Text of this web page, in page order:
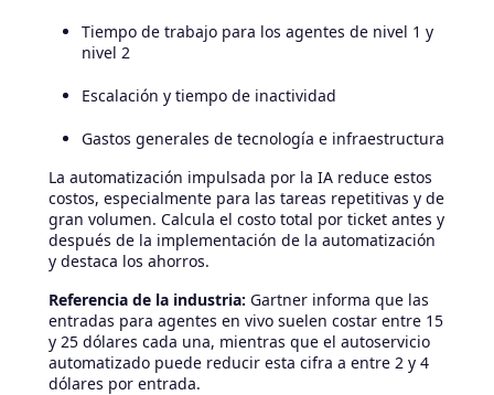
Tiempo de trabajo para los agentes de nivel 1 y
nivel 2
Escalación y tiempo de inactividad
Gastos generales de tecnología e infraestructura
La automatización impulsada por la IA reduce estos
costos, especialmente para las tareas repetitivas y de
gran volumen. Calcula el costo total por ticket antes y
después de la implementación de la automatización
y destaca los ahorros.
Referencia de la industria: Gartner informa que las
entradas para agentes en vivo suelen costar entre 15
y 25 dólares cada una, mientras que el autoservicio
automatizado puede reducir esta cifra a entre 2 y 4
dólares por entrada.